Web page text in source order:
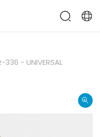
336 - UNIVERSAL